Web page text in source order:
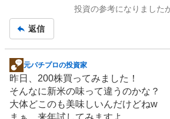
投資の参考になりました
返信
掲
示
板
記
元パチプロの投資家
昨日、200株買ってみました！
そんなに新米の味って違うのかな？
大体どこのも美味しいんだけどねw